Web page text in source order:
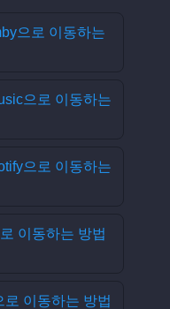
으로 이동하는
으로 이동하는
으로 이동하는
이동하는 방법
이동하는 방법